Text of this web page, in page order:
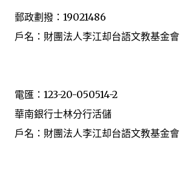
郵政劃撥：19021486
戶名：財團法人李江却台語文教基金會
電匯：123-20-050514-2
華南銀行士林分行活儲
戶名：財團法人李江却台語文教基金會